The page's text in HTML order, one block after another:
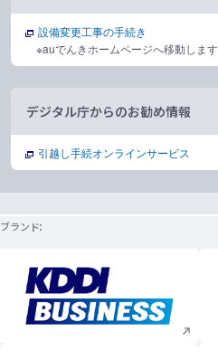
設備変更工事の手続き
※auでんきホームページへ移動します
デジタル庁からのお勧め情報
引越し手続オンラインサービス
ブランド
新規ウィンドウで開く